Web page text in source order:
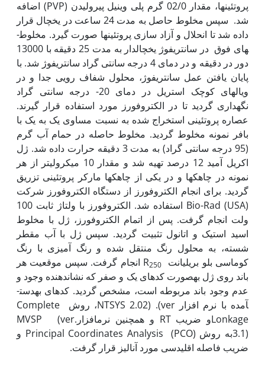
پروتئین­ها، مقدار 02/0 گرم پلی وینیل پیرولیدن (PVP) اضافه
شد. سپس مخلوط حاصل به مدت 24 ساعت در یخچال قرار
داده شد تا انحلال و آزاد سازی پروتئین­ها صورت گیرد. مخلوط­
های فوق در سانتریفوژ یخچال­دار به مدت 25 دقیقه با 13000
دور در دقیقه و در دمای 4 درجه سانتی گراد سانتریفوژ شد. با
پایان یافتن عمل سانتریفوژ، محلول شفاف رویی جدا و در
ویال­های کوچک استریل در دمای 20- درجه سانتی گراد
نگهداری گردید تا در الکتروفورز مورد استفاده قرار گیرند.
عصاره پروتئینی استخراج شده به نسبت مساوی یک به یک با
بافر نمونه مخلوط گردید. مخلوط حاصله در حمام آب گرم
(95 درجه سانتی گراد) به مدت 3 دقیقه حرارت داده شد. ﮊل
اکریل آمید 12 درصد تهیه شد و مقدار 10 میکرولیتر از هر
نمونه در چاهک­ها و در یکی از چاهک­ها مارکر پروتئینی تزریق
گردید. برای انجام الکتروفورز از دستگاه الکتروفورز شرکت
Bio-Rad (USA) استفاده شد. الکتروفورز با ولتاژ ثابت 100
ولت انجام گرفت. پس از اتمام الکتروفورز، ژل با مخلوط
اسید استیک و اتانول تثبیت گردید. سپس ژل با آب مقطر
شسته، به محلول رنگ منتقل شده و رنگ آمیزی با رنگ
کوماسی بلو بریلیانت R
250
انجام گرفت. سپس موقعیت هر
باند روی ژل به­صورت کدهای یک و صفر که نشان­دهنده وجود و
عدم وجود باند مربوطه است، مشخص گردید. کدهای به­دست­
آمده با نرم افزار NTSYS 2.02) .(ver، روش Complete
Lonkageو ضریب RT و همچنین نرم­افزارMVSP (ver.
3.1)به روش Principal Coordinates Analysis (PCO) و
ضریب فاصله اقلیدسی مورد آنالیز قرار گرفت.